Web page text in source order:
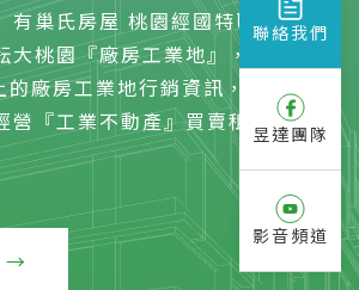
有巢氏房屋 桃園經國特區加盟
桃園『廠房工業地』，物件資料
廠房工業地行銷資訊，是一個專
營『工業不動產』買賣租賃的開發
聯絡我們
昱達團隊
影音頻道